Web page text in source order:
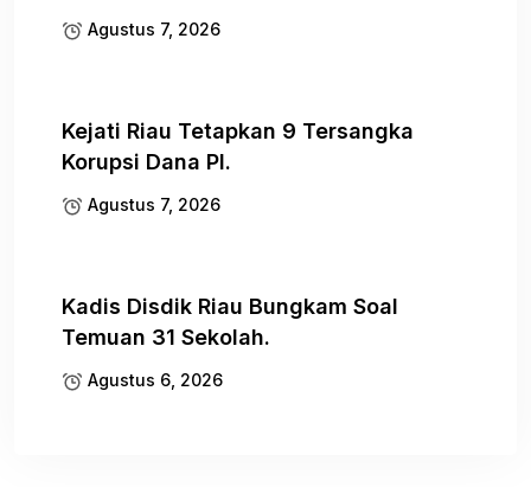
Agustus 7, 2026
Kejati Riau Tetapkan 9 Tersangka
Korupsi Dana PI.
Agustus 7, 2026
Kadis Disdik Riau Bungkam Soal
Temuan 31 Sekolah.
Agustus 6, 2026